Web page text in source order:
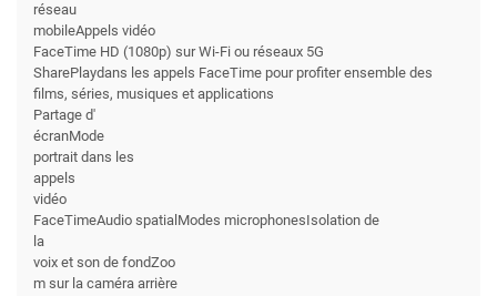
réseau
mobileAppels vidéo
FaceTime HD (1080p) sur Wi-Fi ou réseaux 5G
SharePlaydans les appels FaceTime pour profiter ensemble des
films, séries, musiques et applications
Partage d'
écranMode
portrait dans les
appels
vidéo
FaceTimeAudio spatialModes microphonesIsolation de
la
voix et son de fondZoo
m sur la caméra arrière